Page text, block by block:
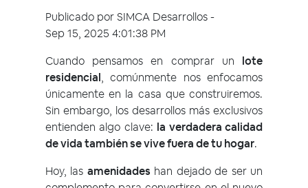
Publicado porSIMCA Desarrollos-
Sep 15, 2025 4:01:38 PM
Cuando pensamos en comprar un lote
residencial, comúnmente nos enfocamos
únicamente en la casa que construiremos.
Sin embargo, los desarrollos más exclusivos
entienden algo clave: la verdadera calidad
de vida también se vive fuera de tu hogar.
Hoy, las amenidades han dejado de ser un